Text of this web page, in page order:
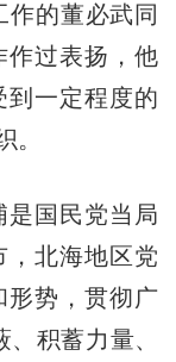
作的董必武同
作过表扬，他
到一定程度的
。
国民党当局
，北海地区党
形势，贯彻广
积蓄力量、